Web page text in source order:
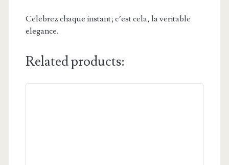
Celebrez chaque instant; c’est cela, la veritable
elegance.
Related products: